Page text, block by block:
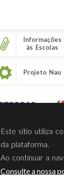
Informações
às Escolas
Projeto Nau
Sobre Nós
Este sítio utiliza
da plataforma.
Ao continuar a
Consulte a nossa